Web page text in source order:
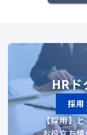
HRド
採
【採用】